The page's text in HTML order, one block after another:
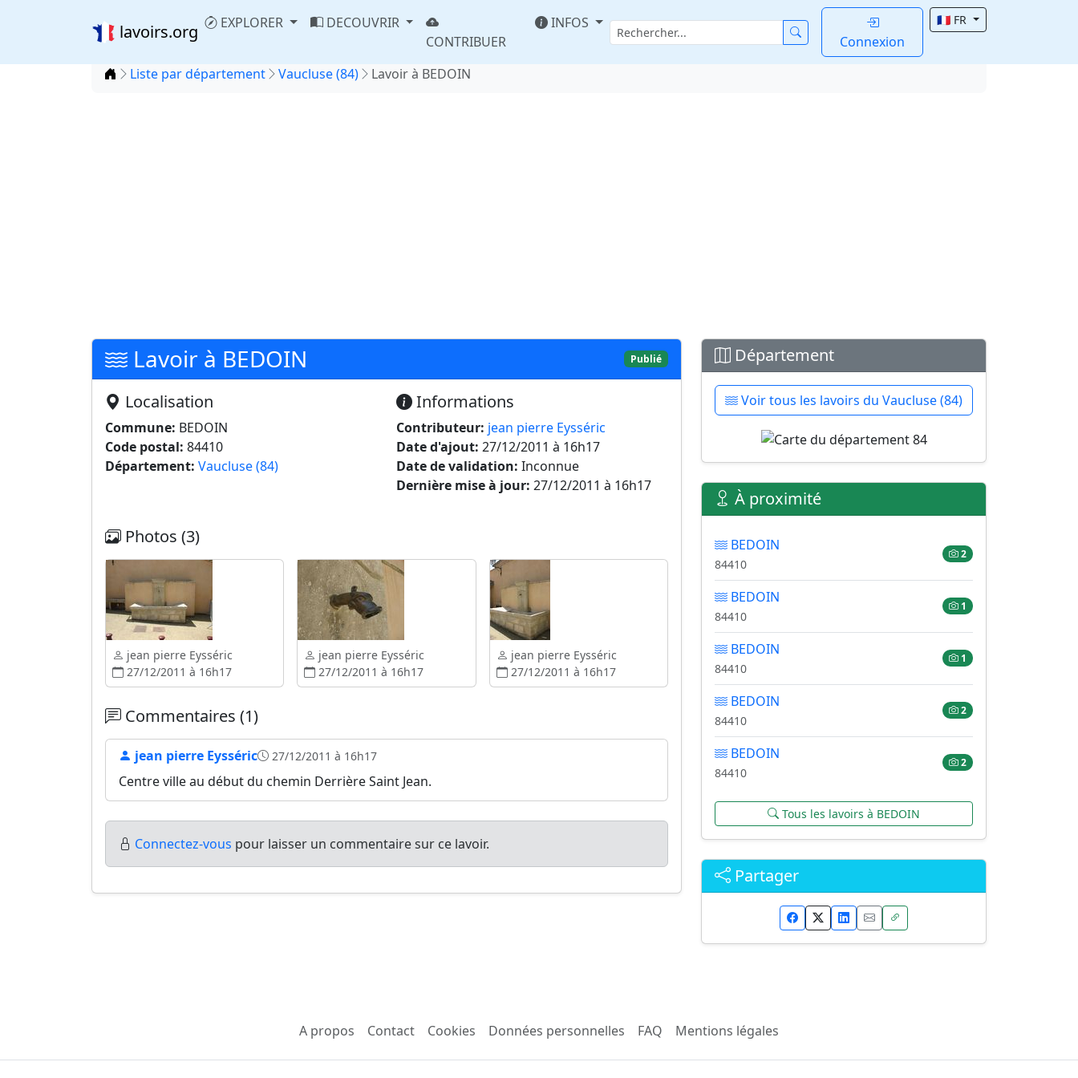
lavoirs.org EXPLORER
DECOUVRIR
CONTRIBUER
INFOS
Connexion
🇫🇷 FR
Accueil
Liste par département Vaucluse (84) Lavoir à BEDOIN
Lavoir à BEDOIN Publié
Localisation
Commune: BEDOIN
Code postal: 84410
Département: Vaucluse (84)
Informations
Contributeur: jean pierre Eysséric
Date d'ajout: 27/12/2011 à 16h17
Date de validation: Inconnue
Dernière mise à jour: 27/12/2011 à 16h17
Photos (3)
jean pierre Eysséric
27/12/2011 à 16h17
jean pierre Eysséric
27/12/2011 à 16h17
jean pierre Eysséric
27/12/2011 à 16h17
Commentaires (1)
jean pierre Eysséric 27/12/2011 à 16h17
Centre ville au début du chemin Derrière Saint Jean.
Connectez-vous pour laisser un commentaire sur ce lavoir.
Département
Voir tous les lavoirs du Vaucluse (84)
À proximité
BEDOIN
84410
2
BEDOIN
84410
1
BEDOIN
84410
1
BEDOIN
84410
2
BEDOIN
84410
2
Tous les lavoirs à BEDOIN
Partager
A propos Contact Cookies Données personnelles FAQ Mentions légales